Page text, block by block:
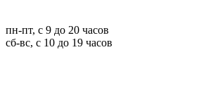
пн-пт, с 9 до 20 часов
сб-вс, с 10 до 19 часов